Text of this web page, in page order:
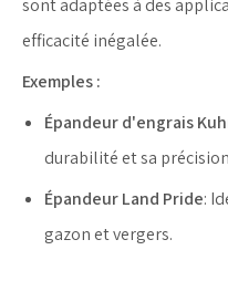
sont adaptées à des
efficacité inégalée.
Exemples :
Épandeur d'engrais
durabilité et sa
Épandeur Land Pride:
gazon et vergers.